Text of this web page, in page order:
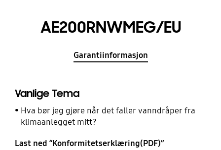
AE200RNWMEG/EU
Garantiinformasjon
Vanlige Tema
Hva bør jeg gjøre når det faller vanndråper fra
klimaanlegget mitt?
Last ned “Konformitetserklæring(PDF)”